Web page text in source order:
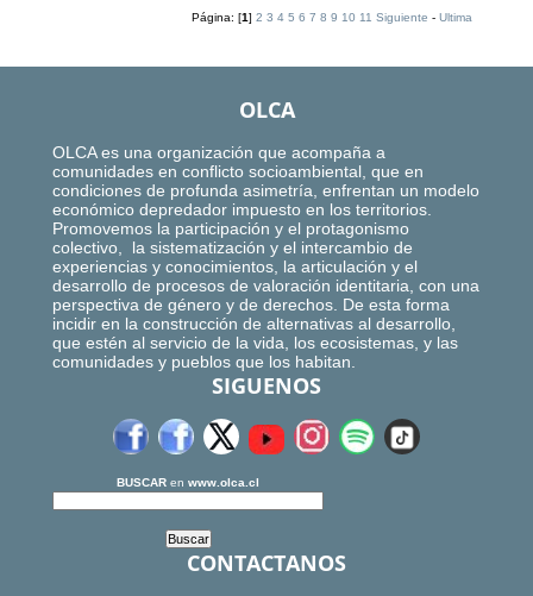
Página: [1]2 3 4 5 6 7 8 9 10 11 Siguiente -Ultima
OLCA
OLCA es una organización que acompaña a
comunidades en conflicto socioambiental, que en
condiciones de profunda asimetría, enfrentan un modelo
económico depredador impuesto en los territorios.
Promovemos la participación y el protagonismo
colectivo, la sistematización y el intercambio de
experiencias y conocimientos, la articulación y el
desarrollo de procesos de valoración identitaria, con una
perspectiva de género y de derechos. De esta forma
incidir en la construcción de alternativas al desarrollo,
que estén al servicio de la vida, los ecosistemas, y las
comunidades y pueblos que los habitan.
SIGUENOS
BUSCAR en www.olca.cl
CONTACTANOS